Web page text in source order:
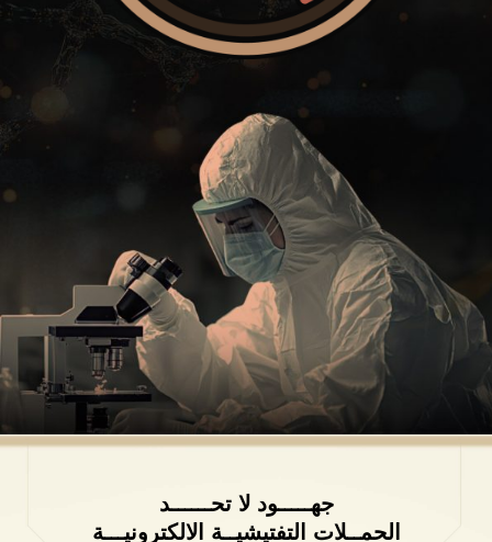
جهـــــود لا تحــــــد
الحمــلات التفتيشيــة الالكترونيـــة